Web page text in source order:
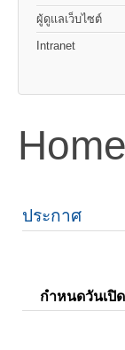
ผู้ดูแลเว็บไซต์
Intranet
Home
ประกาศ
กำหนดวันเปิ